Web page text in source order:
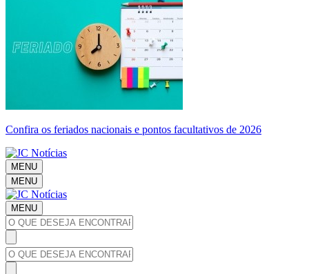
Confira os feriados nacionais e pontos facultativos de 2026
MENU
MENU
MENU